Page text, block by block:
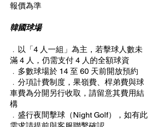
報價為準
韓國球場
﹒以「4 人一組」為主，若擊球人數未
滿 4 人，仍需支付 4 人的全額球資
﹒多數球場於 14 至 60 天前開放預約
﹒分項計費制度，果嶺費、桿弟費與球
車費為分開另行收取，請留意其費用結
構
﹒盛行夜間擊球（Night Golf），如有此